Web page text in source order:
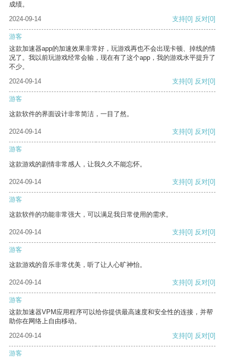
成绩。
2024-09-14
支持[0] 反对[0]
游客
这款加速器app的加速效果非常好，玩游戏再也不会出现卡顿、掉线的情
况了。我以前玩游戏经常会输，现在有了这个app，我的游戏水平提升了
不少。
2024-09-14
支持[0] 反对[0]
游客
这款软件的界面设计非常简洁，一目了然。
2024-09-14 支持[0] 反对[0]
游客
这款游戏的剧情非常感人，让我久久不能忘怀。
2024-09-14 支持[0] 反对[0]
游客
这款软件的功能非常强大，可以满足我日常使用的需求。
2024-09-14 支持[0] 反对[0]
游客
这款游戏的音乐非常优美，听了让人心旷神怡。
2024-09-14 支持[0] 反对[0]
游客
这款加速器VPM应用程序可以给你提供最高速度和安全性的连接，并帮
助你在网络上自由移动。
2024-09-14
支持[0] 反对[0]
游客